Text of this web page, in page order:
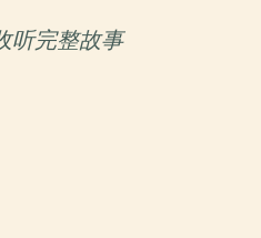
听完整故事